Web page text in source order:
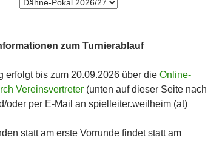
zum Turnierablauf
erfolgt bis zum 20.09.2026 über die Online-
Vereinsvertreter (unten auf dieser Seite nach
oder per E-Mail an spielleiter.weilheim (at)
statt am erste Vorrunde findet statt am